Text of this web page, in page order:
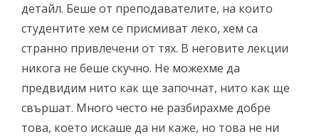
детайл. Беше от преподавателите, на които
студентите хем се присмиват леко, хем са
странно привлечени от тях. В неговите лекции
никога не беше скучно. Не можехме да
предвидим нито как ще започнат, нито как ще
свършат. Много често не разбирахме добре
това, което искаше да ни каже, но това не ни